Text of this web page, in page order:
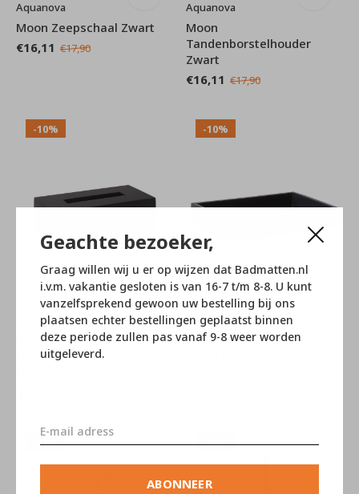
Geachte bezoeker,
Graag willen wij u er op wijzen dat Badmatten.nl
i.v.m. vakantie gesloten is van 16-7 t/m 8-8. U kunt
vanzelfsprekend gewoon uw bestelling bij ons
plaatsen echter bestellingen geplaatst binnen
deze periode zullen pas vanaf 9-8 weer worden
uitgeleverd.
ABONNEER
Aquanova
Moon Zeepschaal Zwart
€16,11 €17,90
Aquanova
Moon
Tandenborstelhouder
Zwart
€16,11 €17,90
-10%
Aquanova
Moon Tissuehouder Large
-10%
Aquanova
-10% -10%